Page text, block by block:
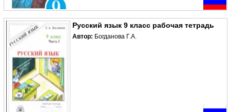
Русский язык 9 класс рабочая тетрадь
Автор: Богданова Г.А.